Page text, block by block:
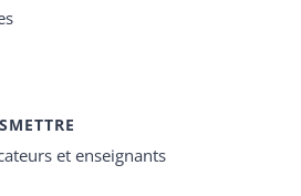
et enseignants